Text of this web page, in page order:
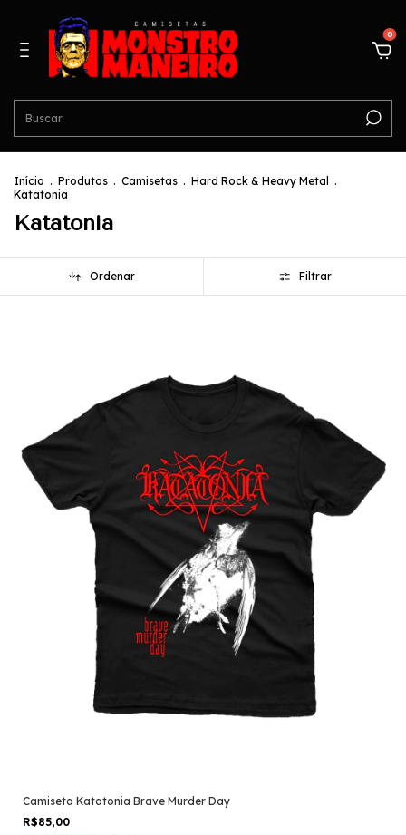
0
Início . Produtos . Camisetas . Hard Rock & Heavy Metal
.
Katatonia
Katatonia
Ordenar Filtrar
Camiseta Katatonia Brave Murder Day
R$85,00